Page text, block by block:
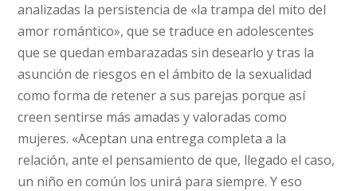
analizadas la persistencia de «la trampa del mito del
amor romántico», que se traduce en adolescentes
que se quedan embarazadas sin desearlo y tras la
asunción de riesgos en el ámbito de la sexualidad
como forma de retener a sus parejas porque así
creen sentirse más amadas y valoradas como
mujeres. «Aceptan una entrega completa a la
relación, ante el pensamiento de que, llegado el caso,
un niño en común los unirá para siempre. Y eso